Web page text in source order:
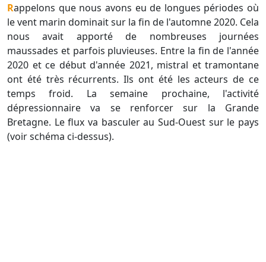
Rappelons que nous avons eu de longues périodes où
le vent marin dominait sur la fin de l'automne 2020. Cela
nous avait apporté de nombreuses journées
maussades et parfois pluvieuses. Entre la fin de l'année
2020 et ce début d'année 2021, mistral et tramontane
ont été très récurrents. Ils ont été les acteurs de ce
temps froid. La semaine prochaine, l'activité
dépressionnaire va se renforcer sur la Grande
Bretagne. Le flux va basculer au Sud-Ouest sur le pays
(voir schéma ci-dessus).